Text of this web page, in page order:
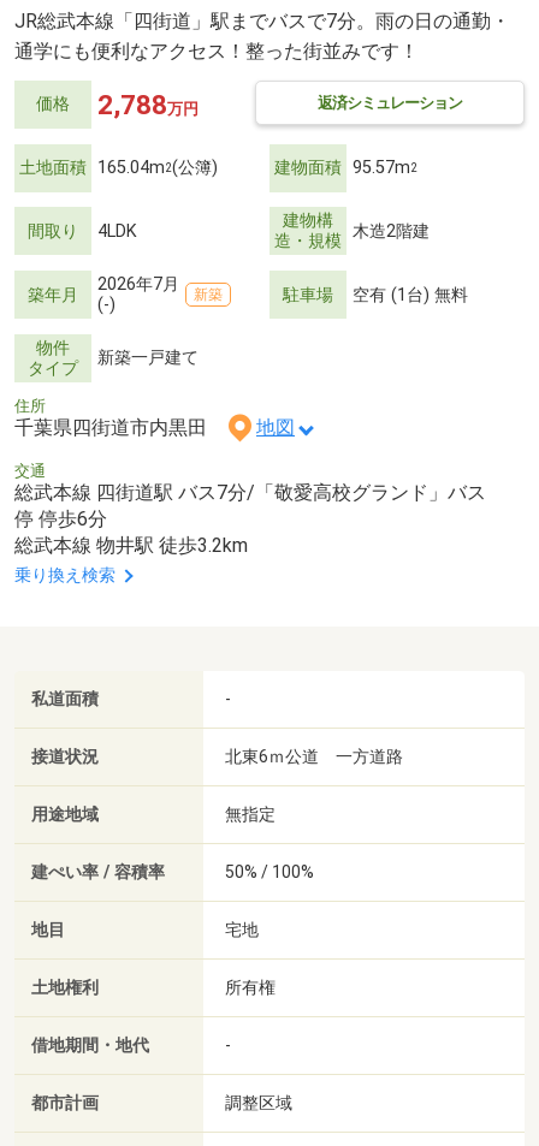
JR総武本線「四街道」駅までバスで7分。雨の日の通勤・
通学にも便利なアクセス！整った街並みです！
価格 返済シミュレーション
2,788万円
土地面積 165.04m2(公簿) 建物面積 95.57m2
間取り 4LDK
建物構
造・規模 木造2階建
築年月
2026年7月
(-)
新築 駐車場 空有 (1台) 無料
物件
タイプ
新築一戸建て
住所
千葉県四街道市内黒田 地図
交通
総武本線 四街道駅 バス7分/「敬愛高校グランド」バス
停 停歩6分
総武本線 物井駅 徒歩3.2km
乗り換え検索
私道面積 -
接道状況 北東6ｍ公道 一方道路
用途地域 無指定
建ぺい率 / 容積率 50% / 100%
地目 宅地
土地権利 所有権
借地期間・地代 -
都市計画 調整区域